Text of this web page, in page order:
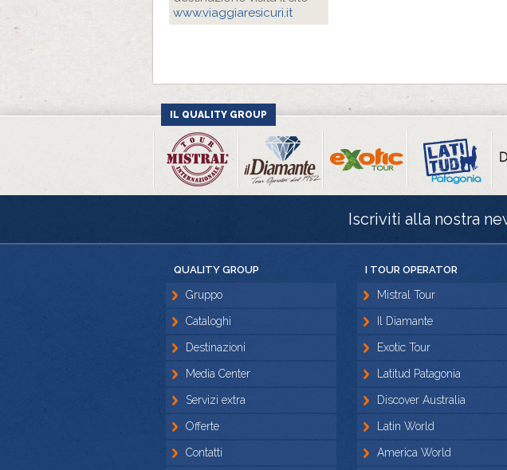
www.viaggiaresicuri.it
IL QUALITY GROUP
Iscriviti alla nostra
QUALITY GROUP
Gruppo
Cataloghi
Destinazioni
Media Center
Servizi extra
Offerte
Contatti
I TOUR OPERATOR
Mistral Tour
Il Diamante
Exotic Tour
Latitud Patagonia
Discover Australia
Latin World
America World